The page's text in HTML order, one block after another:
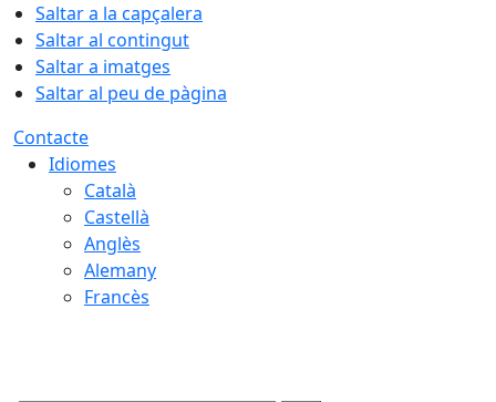
Saltar a la capçalera
Saltar al contingut
Saltar a imatges
Saltar al peu de pàgina
Contacte
Idiomes
Català
Castellà
Anglès
Alemany
Francès